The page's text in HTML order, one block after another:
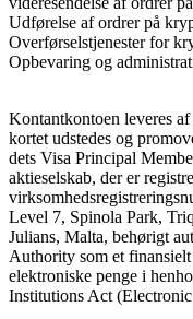
Udførelse af ordrer på
Overførselstjenester for
Opbevaring og
Kontantkontoen leveres
kortet udstedes og
dets Visa Principal
aktieselskab, der er
Level 7, Spinola Park,
Julians, Malta, behørigt
Authority som et
elektroniske penge i
Institutions Act